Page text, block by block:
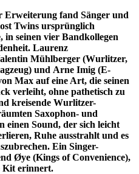
Erweiterung fand Sänger und
Twins ursprünglich
seinen vier Bandkollegen
Laurenz
Mühlberger (Wurlitzer,
und Arne Imig (E-
Max auf eine Art, die seinen
verleiht, ohne pathetisch zu
kreisende Wurlitzer-
Saxophon- und
einen Sound, der sich leicht
Ruhe ausstrahlt und es
Ein Singer-
Øye (Kings of Convenience),
Kit erinnert.